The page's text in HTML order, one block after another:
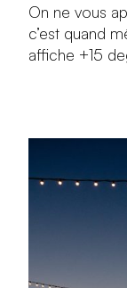
On ne vous
c’est quand
affiche +15